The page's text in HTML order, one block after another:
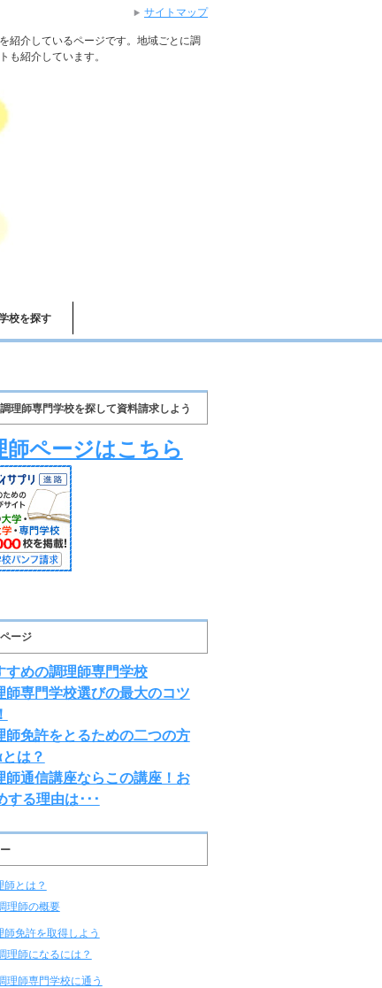
紹介しているページです。地域ごとに調
も紹介しています。
校を探す
理師専門学校を探して資料請求しよう
師ページはこちら
ージ
すめの調理師専門学校
師専門学校選びの最大のコツ
師免許をとるための二つの方
は？
師通信講座ならこの講座！お
する理由は･･･
師とは？
理師の概要
師免許を取得しよう
理師になるには？
理師専門学校に通う
サイトマップ